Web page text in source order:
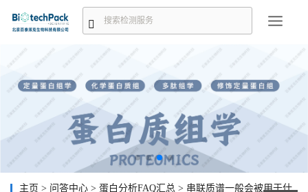
主页 > 问答中心 > 蛋白分析FAQ汇总 > 串联质谱一般会被用于什